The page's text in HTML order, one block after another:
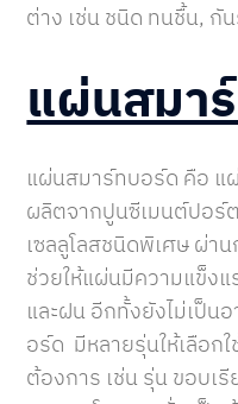
ต่าง เช่น ชนิด ทนชื้น, กั
แผ่นสมา
แผ่นสมาร์ทบอร์ด คือ แ
ผลิตจากปูนซีเมนต์ปอร์
เซลลูโลสชนิดพิเศษ ผ่า
ช่วยให้แผ่นมีความแข็ง
และฝน อีกทั้งยังไม่เป็น
อร์ด มีหลายรุ่นให้เลือก
ต้องการ เช่น รุ่น ขอบเ